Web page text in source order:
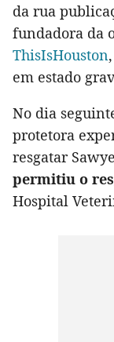
da rua
fundadora da
ThisIsHouston
em estado
No dia
protetora
resgatar
permitiu o
Hospital